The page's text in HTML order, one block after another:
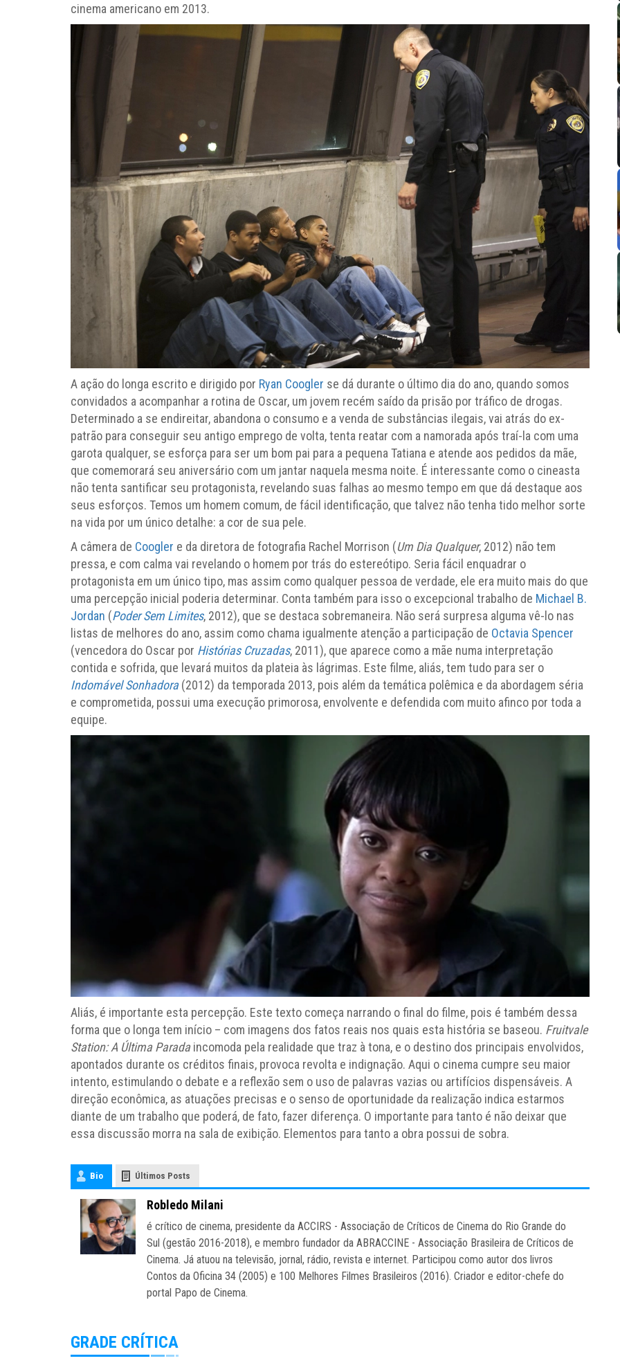
cinema americano em 2013.
A ação do longa escrito e dirigido por Ryan Coogler se dá durante o último dia do ano, quando somos
convidados a acompanhar a rotina de Oscar, um jovem recém saído da prisão por tráfico de drogas.
Determinado a se endireitar, abandona o consumo e a venda de substâncias ilegais, vai atrás do ex-
patrão para conseguir seu antigo emprego de volta, tenta reatar com a namorada após traí-la com uma
garota qualquer, se esforça para ser um bom pai para a pequena Tatiana e atende aos pedidos da mãe,
que comemorará seu aniversário com um jantar naquela mesma noite. É interessante como o cineasta
não tenta santificar seu protagonista, revelando suas falhas ao mesmo tempo em que dá destaque aos
seus esforços. Temos um homem comum, de fácil identificação, que talvez não tenha tido melhor sorte
na vida por um único detalhe: a cor de sua pele.
A câmera de Coogler e da diretora de fotografia Rachel Morrison (Um Dia Qualquer, 2012) não tem
pressa, e com calma vai revelando o homem por trás do estereótipo. Seria fácil enquadrar o
protagonista em um único tipo, mas assim como qualquer pessoa de verdade, ele era muito mais do que
uma percepção inicial poderia determinar. Conta também para isso o excepcional trabalho de Michael B.
Jordan (Poder Sem Limites, 2012), que se destaca sobremaneira. Não será surpresa alguma vê-lo nas
listas de melhores do ano, assim como chama igualmente atenção a participação de Octavia Spencer
(vencedora do Oscar por Histórias Cruzadas, 2011), que aparece como a mãe numa interpretação
contida e sofrida, que levará muitos da plateia às lágrimas. Este filme, aliás, tem tudo para ser o
Indomável Sonhadora(2012) da temporada 2013, pois além da temática polêmica e da abordagem séria
e comprometida, possui uma execução primorosa, envolvente e defendida com muito afinco por toda a
equipe.
Aliás, é importante esta percepção. Este texto começa narrando o final do filme, pois é também dessa
forma que o longa tem início – com imagens dos fatos reais nos quais esta história se baseou. Fruitvale
Station: A Última Paradaincomoda pela realidade que traz à tona, e o destino dos principais envolvidos,
apontados durante os créditos finais, provoca revolta e indignação. Aqui o cinema cumpre seu maior
intento, estimulando o debate e a reflexão sem o uso de palavras vazias ou artifícios dispensáveis. A
direção econômica, as atuações precisas e o senso de oportunidade da realização indica estarmos
diante de um trabalho que poderá, de fato, fazer diferença. O importante para tanto é não deixar que
essa discussão morra na sala de exibição. Elementos para tanto a obra possui de sobra.
Bio Últimos Posts
Robledo Milani
é crítico de cinema, presidente da ACCIRS - Associação de Críticos de Cinema do Rio Grande do
Sul (gestão 2016-2018), e membro fundador da ABRACCINE - Associação Brasileira de Críticos de
Cinema. Já atuou na televisão, jornal, rádio, revista e internet. Participou como autor dos livros
Contos da Oficina 34 (2005) e 100 Melhores Filmes Brasileiros (2016). Criador e editor-chefe do
portal Papo de Cinema.
GRADE CRÍTICA